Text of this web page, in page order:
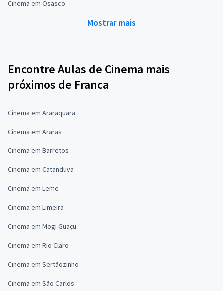
Cinema em Osasco
Mostrar mais
Encontre Aulas de Cinema mais
próximos de Franca
Cinema em Araraquara
Cinema em Araras
Cinema em Barretos
Cinema em Catanduva
Cinema em Leme
Cinema em Limeira
Cinema em Mogi Guaçu
Cinema em Rio Claro
Cinema em Sertãozinho
Cinema em São Carlos